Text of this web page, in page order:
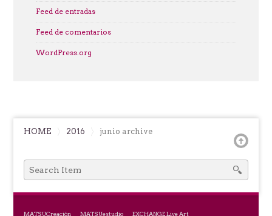
Feed de entradas
Feed de comentarios
WordPress.org
HOME 2016 junio archive
SEARCH
FOR:
MATSUCreación MATSUestudio EXCHANGE Live Art